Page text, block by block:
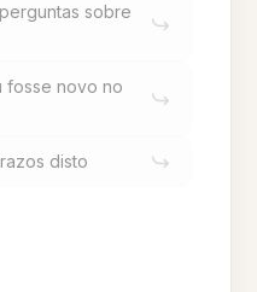
sobre
fosse novo no
disto